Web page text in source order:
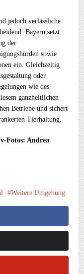
jedoch verlässliche
Bayern setzt
der
sowie
ein. Gleichzeitig
oder
wie des
ganzheitlichen
Betriebe und sichert
Tierhaltung.
Fotos: Andrea
Weitere Umgebung